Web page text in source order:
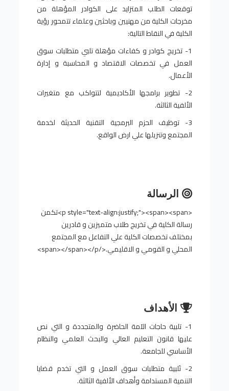
توقعات الطلب المتزايد على الكوادر المؤهلة من
مخرجات الكلية من مهنيين وباحثين وعلماء تتمحور رؤية
الكلية في النقاط التالية:
1- تخريج كوادر و كفاءات مؤهلة تلبي متطلبات سوق
العمل في تخصصات الاقتصاد و المحاسبة و إدارة
الأعمال.
2- تطوير برامجها الأكاديمية لتتواكب مع متغيرات
الألفية الثالثة.
3- توظيف الحزم البرمجية التقنية الحديثة لخدمة
المجتمع وتنزيلها علي ارض الواقع.
الرسالة
<p style="text-align:justify;"><span><span>تكمن
رسالة الكلية في تخريج طلاب متميزين و قادرين
بمختلف تخصصات الكلية علي التفاعل مع المجتمع
المحلي و القومي و الاقليمي.</span></span></p>
الأهداف
1- تلبية حاجات الاَمة الحاضرة والمتجددة و التي نص
عليها قانون التعليم العالي والبحث العلمي والنظام
الأساسي للجامعة.
2- تَلبية متطلبات سوق العمل و التي تخدم قضايا
التنمية المستدامة وأهداف الألفية الثالثة.